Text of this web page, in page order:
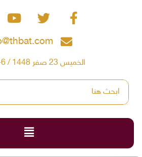
الخميس 23 صفر 1448 / 6-8-2026